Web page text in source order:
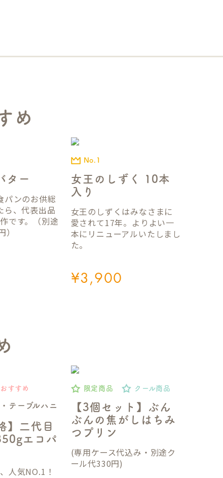
め
ター
パンのお供総
ら、代表出品
です。（別途
女王のしずく 10本
入り
No.1
¥3,900
女王のしずくはみなさまに
愛されて17年。よりよい一
本にリニューアルいたしまし
た。
テーブルハニ
】二代目
エコパ
おすすめ
人気NO.1！
【3個セット】ぶん
ぶんの焦がしはちみ
つプリン
限定商品 クール商品
(専用ケース代込み・別途ク
ール代330円)